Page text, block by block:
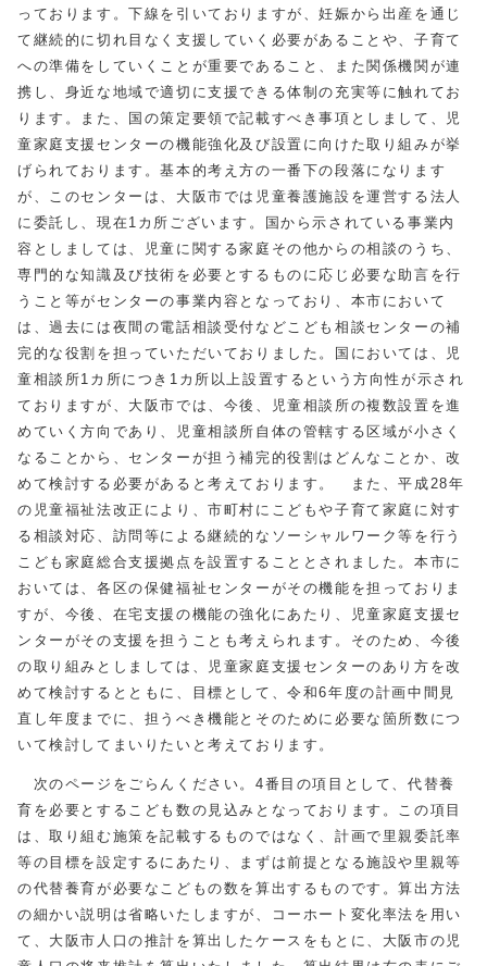
っております。下線を引いておりますが、妊娠から出産を通じ
て継続的に切れ目なく支援していく必要があることや、子育て
への準備をしていくことが重要であること、また関係機関が連
携し、身近な地域で適切に支援できる体制の充実等に触れてお
ります。また、国の策定要領で記載すべき事項としまして、児
童家庭支援センターの機能強化及び設置に向けた取り組みが挙
げられております。基本的考え方の一番下の段落になります
が、このセンターは、大阪市では児童養護施設を運営する法人
に委託し、現在1カ所ございます。国から示されている事業内
容としましては、児童に関する家庭その他からの相談のうち、
専門的な知識及び技術を必要とするものに応じ必要な助言を行
うこと等がセンターの事業内容となっており、本市において
は、過去には夜間の電話相談受付などこども相談センターの補
完的な役割を担っていただいておりました。国においては、児
童相談所1カ所につき1カ所以上設置するという方向性が示され
ておりますが、大阪市では、今後、児童相談所の複数設置を進
めていく方向であり、児童相談所自体の管轄する区域が小さく
なることから、センターが担う補完的役割はどんなことか、改
めて検討する必要があると考えております。 また、平成28年
の児童福祉法改正により、市町村にこどもや子育て家庭に対す
る相談対応、訪問等による継続的なソーシャルワーク等を行う
こども家庭総合支援拠点を設置することとされました。本市に
おいては、各区の保健福祉センターがその機能を担っておりま
すが、今後、在宅支援の機能の強化にあたり、児童家庭支援セ
ンターがその支援を担うことも考えられます。そのため、今後
の取り組みとしましては、児童家庭支援センターのあり方を改
めて検討するとともに、目標として、令和6年度の計画中間見
直し年度までに、担うべき機能とそのために必要な箇所数につ
いて検討してまいりたいと考えております。
次のページをごらんください。4番目の項目として、代替養
育を必要とするこども数の見込みとなっております。この項目
は、取り組む施策を記載するものではなく、計画で里親委託率
等の目標を設定するにあたり、まずは前提となる施設や里親等
の代替養育が必要なこどもの数を算出するものです。算出方法
の細かい説明は省略いたしますが、コーホート変化率法を用い
て、大阪市人口の推計を算出したケースをもとに、大阪市の児